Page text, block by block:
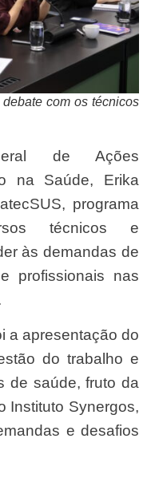
com os técnicos
na Saúde, Erika
programa
técnicos e
às demandas de
profissionais nas
do trabalho e
de saúde, fruto da
Instituto Synergos,
e desafios